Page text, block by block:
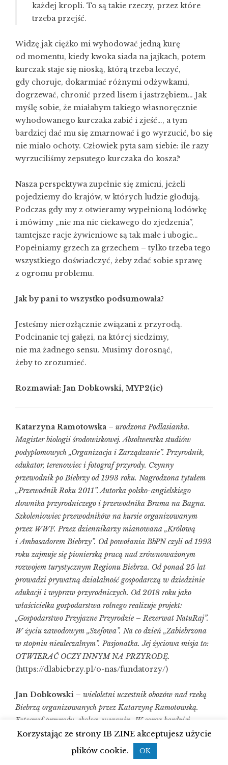
każdej kropli. To są takie rzeczy, przez które
trzeba przejść.
Widzę jak ciężko mi wyhodować jedną kurę
od momentu, kiedy kwoka siada na jajkach, potem
kurczak staje się nioską, którą trzeba leczyć,
gdy choruje, dokarmiać różnymi odżywkami,
dogrzewać, chronić przed lisem i jastrzębiem… Jak
myślę sobie, że miałabym takiego własnoręcznie
wyhodowanego kurczaka zabić i zjeść…, a tym
bardziej dać mu się zmarnować i go wyrzucić, bo się
nie miało ochoty. Człowiek pyta sam siebie: ile razy
wyrzuciliśmy zepsutego kurczaka do kosza?
Nasza perspektywa zupełnie się zmieni, jeżeli
pojedziemy do krajów, w których ludzie głodują.
Podczas gdy my z otwieramy wypełnioną lodówkę
i mówimy „nie ma nic ciekawego do zjedzenia”,
tamtejsze racje żywieniowe są tak małe i ubogie…
Popełniamy grzech za grzechem – tylko trzeba tego
wszystkiego doświadczyć, żeby zdać sobie sprawę
z ogromu problemu.
Jak by pani to wszystko podsumowała?
Jesteśmy nierozłącznie związani z przyrodą.
Podcinanie tej gałęzi, na której siedzimy,
nie ma żadnego sensu. Musimy dorosnąć,
żeby to zrozumieć.
Rozmawiał: Jan Dobkowski, MYP2(ic)
Katarzyna Ramotowska – urodzona Podlasianka.
Magister biologii środowiskowej. Absolwentka studiów
podyplomowych „Organizacja i Zarządzanie”. Przyrodnik,
edukator, terenowiec i fotograf przyrody. Czynny
przewodnik po Biebrzy od 1993 roku. Nagrodzona tytułem
„Przewodnik Roku 2011”. Autorka polsko-angielskiego
słownika przyrodniczego i przewodnika Brama na Bagna.
Szkoleniowiec przewodników na kursie organizowanym
przez WWF. Przez dziennikarzy mianowana „Królową
i Ambasadorem Biebrzy”. Od powołania BbPN czyli od 1993
roku zajmuje się pionierską pracą nad zrównoważonym
rozwojem turystycznym Regionu Biebrza. Od ponad 25 lat
prowadzi prywatną działalność gospodarczą w dziedzinie
edukacji i wypraw przyrodniczych. Od 2018 roku jako
właścicielka gospodarstwa rolnego realizuje projekt:
„Gospodarstwo Przyjazne Przyrodzie – Rezerwat NatuRaj”.
W życiu zawodowym „Szefowa”. Na co dzień „Zabiebrzona
w stopniu nieuleczalnym”. Pasjonatka. Jej życiowa misja to:
OTWIERAĆ OCZY INNYM NA PRZYRODĘ.
(https://dlabiebrzy.pl/o-nas/fundatorzy/)
Jan Dobkowski – wieloletni uczestnik obozów nad rzeką
Biebrzą organizowanych przez Katarzynę Ramotowską.
Fotograf przyrody, ekolog, weganin. W coraz bardziej
zaawansowanym stadium biebrznięcia.
Korzystając ze strony IB ZINE akceptujesz użycie
plików cookie.
OK